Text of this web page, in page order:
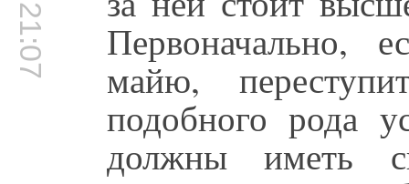
Первоначально,
майю,
подобного рода
должны иметь